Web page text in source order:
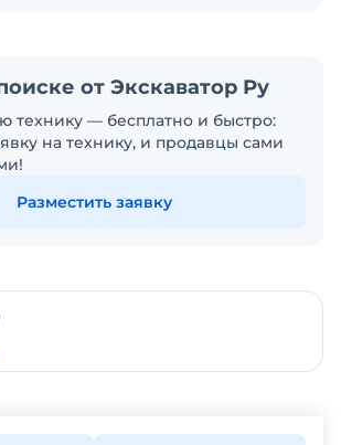
от Экскаватор Ру
технику — бесплатно и быстро:
на технику, и продавцы сами
Разместить заявку